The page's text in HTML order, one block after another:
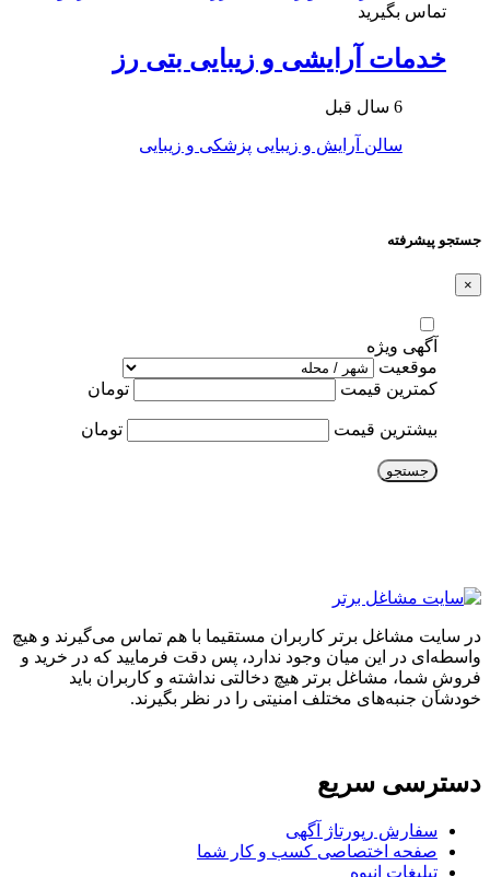
تماس بگیرید
خدمات آرایشی و زیبایی بتی رز
6 سال قبل
سالن آرایش و زیبایی پزشکی و زیبایی
جستجو پیشرفته
×
آگهی ویژه
موقعیت
کمترین قیمت
تومان
بیشترین قیمت تومان
جستجو
در سایت مشاغل برتر کاربران مستقیما با هم تماس می‌گیرند و هیچ
واسطه‌ای در این میان وجود ندارد، پس دقت فرمایید که در خرید و
فروشِ شما، مشاغل برتر هیچ دخالتی نداشته و کاربران باید
خودشان جنبه‌های مختلف امنیتی را در نظر بگیرند.
دسترسی سریع
سفارش رپورتاژ آگهی
صفحه اختصاصی کسب و کار شما
تبلیغات انبوه